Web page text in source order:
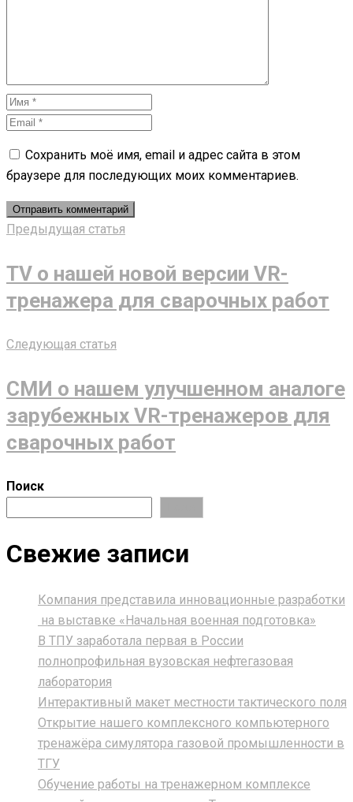
Сохранить моё имя, email и адрес сайта в этом
браузере для последующих моих комментариев.
Предыдущая статья
TV о нашей новой версии VR-
тренажера для сварочных работ
Следующая статья
СМИ о нашем улучшенном аналоге
зарубежных VR-тренажеров для
сварочных работ
Поиск
Свежие записи
Компания представила инновационные разработки
на выставке «Начальная военная подготовка»
В ТПУ заработала первая в России
полнопрофильная вузовская нефтегазовая
лаборатория
Интерактивный макет местности тактического поля
Открытие нашего комплексного компьютерного
тренажёра симулятора газовой промышленности в
ТГУ
Обучение работы на тренажерном комплексе